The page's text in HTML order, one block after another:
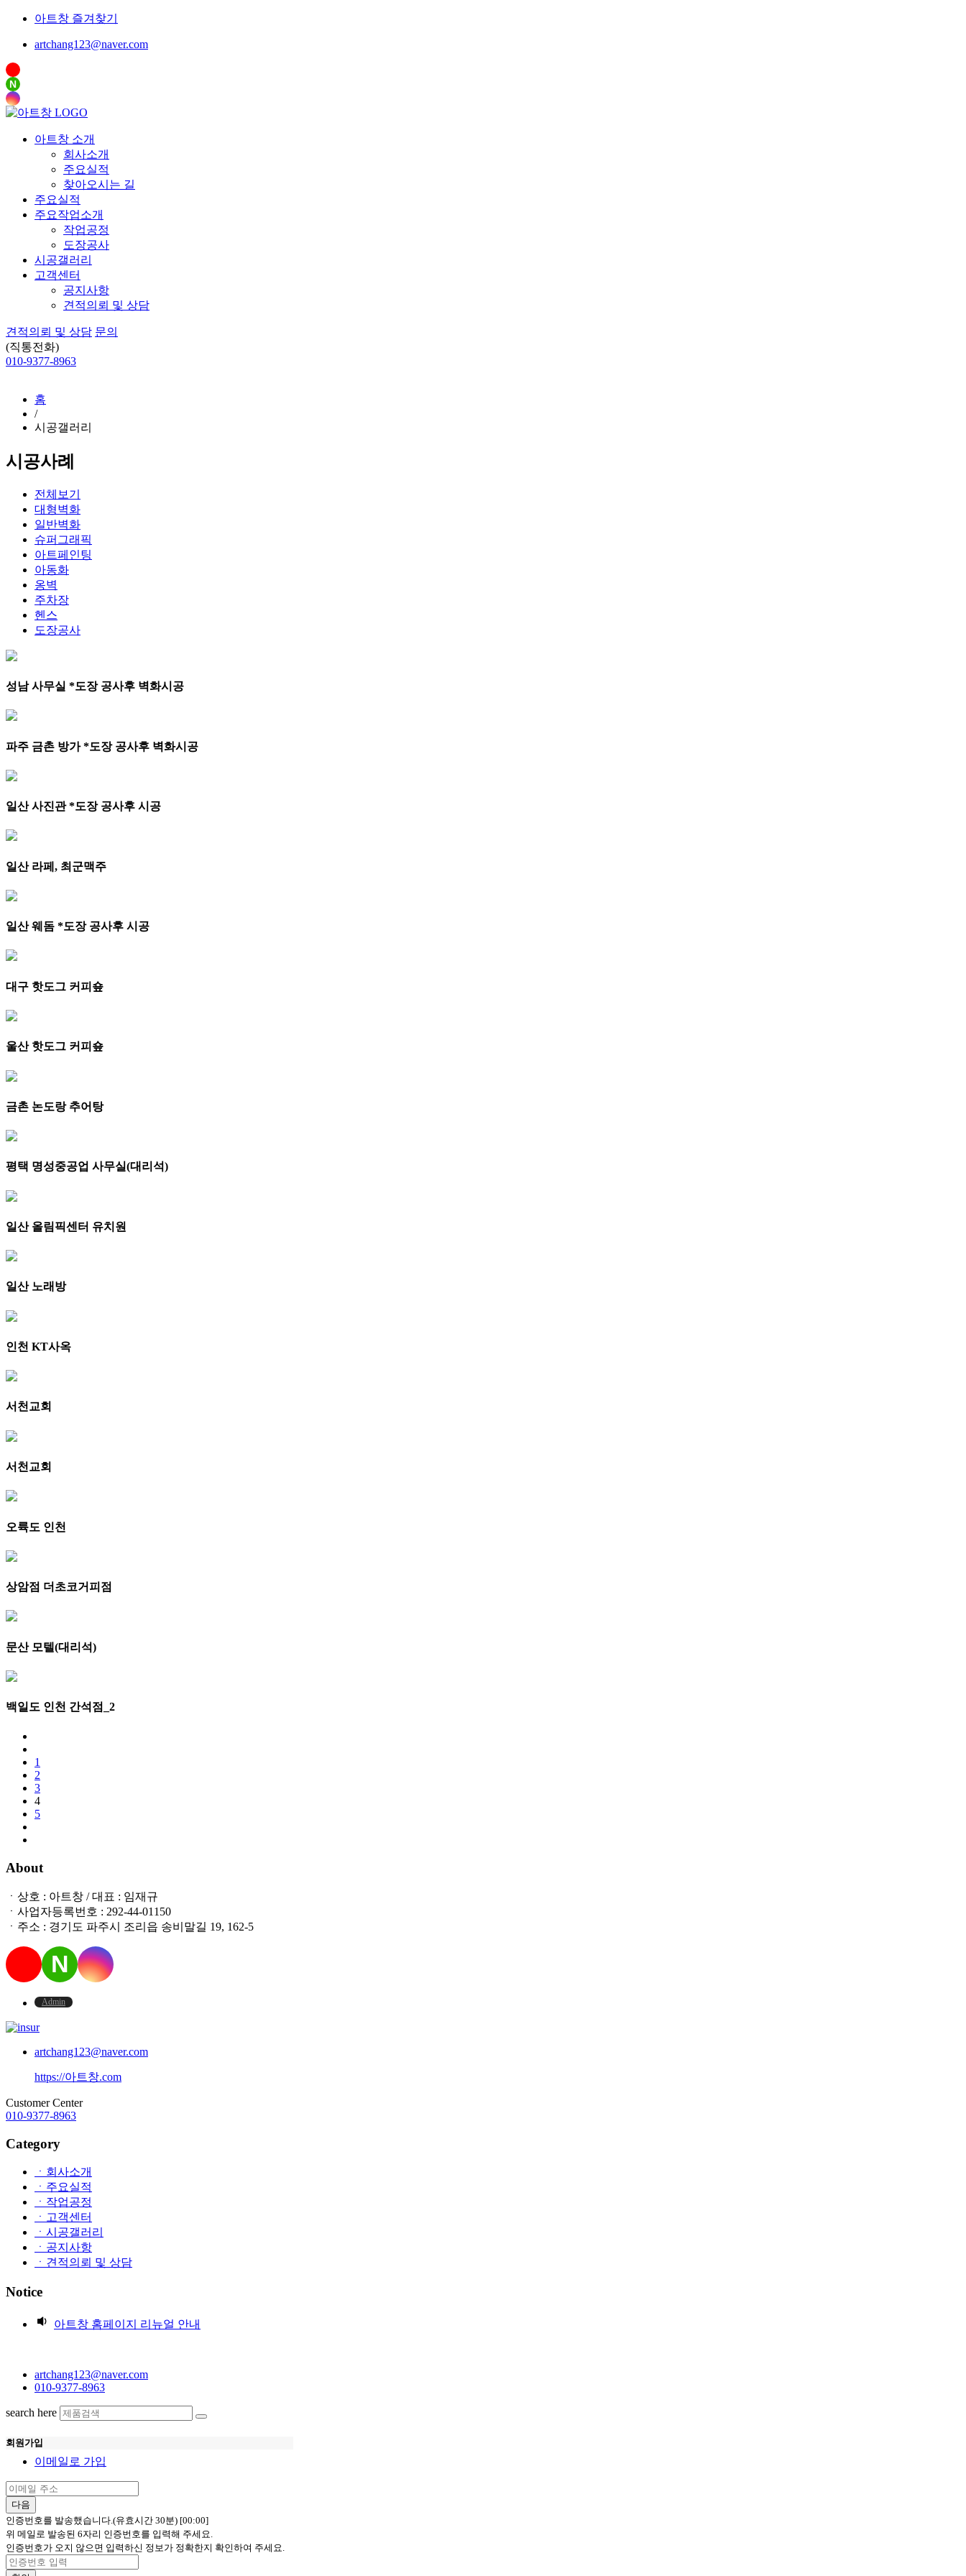
아트창 즐겨찾기
artchang123@naver.com
N
아트창 소개
회사소개
주요실적
찾아오시는 길
주요실적
주요작업소개
작업공정
도장공사
시공갤러리
고객센터
공지사항
견적의뢰 및 상담
견적의뢰 및 상담 문의
(직통전화)
010-9377-8963
홈
/
시공갤러리
시공사례
전체보기
대형벽화
일반벽화
슈퍼그래픽
아트페인팅
아동화
옹벽
주차장
헨스
도장공사
성남 사무실 *도장 공사후 벽화시공
파주 금촌 방가 *도장 공사후 벽화시공
일산 사진관 *도장 공사후 시공
일산 라페, 최군맥주
일산 웨돔 *도장 공사후 시공
대구 핫도그 커피숖
울산 핫도그 커피숖
금촌 논도랑 추어탕
평택 명성중공업 사무실(대리석)
일산 올림픽센터 유치원
일산 노래방
인천 KT사옥
서천교회
서천교회
오륙도 인천
상암점 더초코거피점
문산 모텔(대리석)
백일도 인천 간석점_2
1
2
3
4
5
About
ㆍ상호 : 아트창 / 대표 : 임재규
ㆍ사업자등록번호 : 292-44-01150
ㆍ주소 : 경기도 파주시 조리읍 송비말길 19, 162-5
N
Admin
artchang123@naver.com
https://아트창.com
Customer Center
010-9377-8963
Category
ㆍ회사소개
ㆍ주요실적
ㆍ작업공정
ㆍ고객센터
ㆍ시공갤러리
ㆍ공지사항
ㆍ견적의뢰 및 상담
Notice
아트창 홈페이지 리뉴얼 안내
artchang123@naver.com
010-9377-8963
search here
회원가입
이메일로 가입
다음
인증번호를 발송했습니다.(유효시간 30분) [00:00]
위 메일로 발송된 6자리 인증번호를 입력해 주세요.
인증번호가 오지 않으면 입력하신 정보가 정확한지 확인하여 주세요.